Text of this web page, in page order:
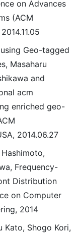
on Advances
(ACM
Geo-tagged
Masaharu
and
acm
enriched geo-
2014.06.27
Frequency-
Distribution
on Computer
2014
Kato, Shogo Kori,